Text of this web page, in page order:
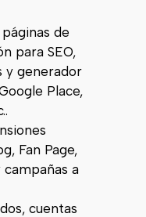
de
para SEO,
y generador
Place,
Fan Page,
campañas a
cuentas